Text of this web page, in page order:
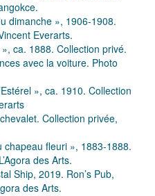
dimanche », 1906-1908.
Everarts.
ca. 1888. Collection privé.
avec la voiture. Photo
», ca. 1910. Collection
Collection privée,
fleuri », 1883-1888.
des Arts.
Ship, 2019. Ron’s Pub,
des Arts.